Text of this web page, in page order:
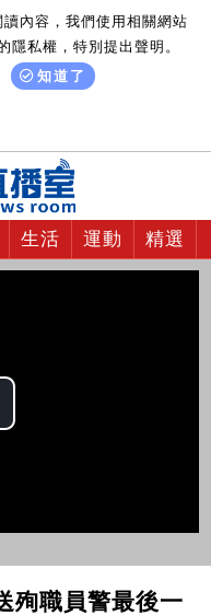
內容，我們使用相關網站
隱私權，特別提出聲明。
知道了
生活 運動 精選
殉職員警最後一